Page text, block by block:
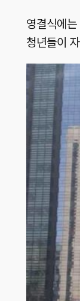
영결식에
청년들이